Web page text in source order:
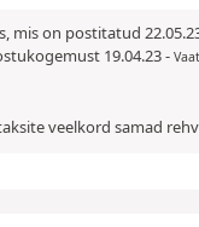
mis on postitatud
19.04.23-
veelkord samad